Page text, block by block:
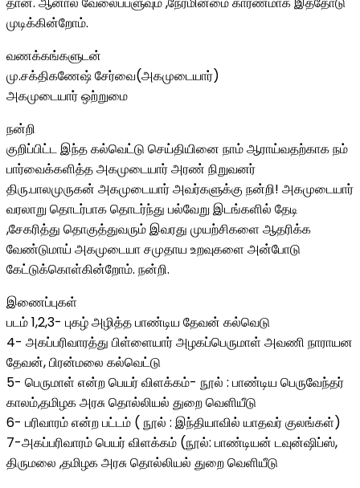
முடிக்கின்றோம்.
வணக்கங்களுடன்
மு.சக்திகணேஷ் சேர்வை(அகமுடையார்)
அகமுடையார் ஒற்றுமை
நன்றி
குறிப்பிட்ட இந்த கல்வெட்டு செய்தியினை நாம் ஆராய்வதற்காக நம்
பார்வைக்களித்த அகமுடையார் அரண் நிறுவனர்
திரு.பாலமுருகன் அகமுடையார் அவர்களுக்கு நன்றி! அகமுடையார்
வரலாறு தொடர்பாக தொடர்ந்து பல்வேறு இடங்களில் தேடி
,சேகரித்து தொகுத்துவரும் இவரது முயற்சிகளை ஆதரிக்க
வேண்டுமாய் அகமுடையா சமுதாய உறவுகளை அன்போடு
கேட்டுக்கொள்கின்றோம். நன்றி.
இணைப்புகள்
படம் 1,2,3- புகழ் அழித்த பாண்டிய தேவன் கல்வெடு
4- அகப்பரிவாரத்து பிள்ளையார் அழகப்பெருமாள் அவணி நாராயன
தேவன், பிரன்மலை கல்வெட்டு
5- பெருமாள் என்ற பெயர் விளக்கம்- நூல் : பாண்டிய பெருவேந்தர்
காலம்,தமிழக அரசு தொல்லியல் துறை வெளியீடு
6- பரிவாரம் என்ற பட்டம் ( நூல் : இந்தியாவில் யாதவர் குலங்கள்)
7-அகப்பரிவாரம் பெயர் விளக்கம் (நூல்: பாண்டியன் டவுன்ஷிப்ஸ்,
திருமலை ,தமிழக அரசு தொல்லியல் துறை வெளியீடு